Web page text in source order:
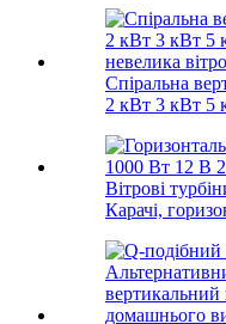
Спіральна
2 кВт 3 кВт 5
Вітрові
Карачі,